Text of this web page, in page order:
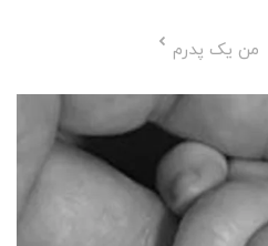
من یک پدرم